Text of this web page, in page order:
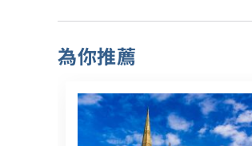
為你推薦